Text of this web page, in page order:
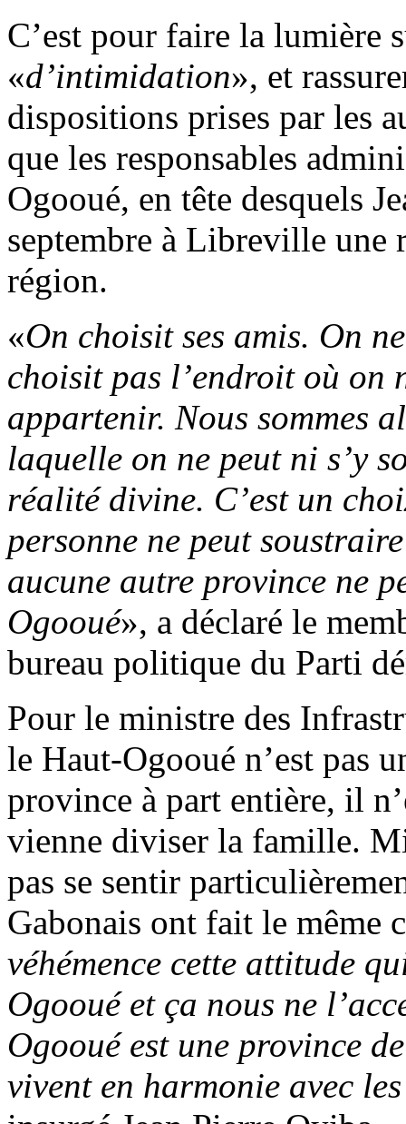
C’est pour faire la lumière
«d’intimidation», et
dispositions prises par les
que les responsables
Ogooué, en tête desquels
septembre à Libreville une
région.
«On choisit ses amis. On
choisit pas l’endroit où
appartenir. Nous sommes
laquelle on ne peut ni s’y
réalité divine. C’est un
personne ne peut
aucune autre province ne
Ogooué», a déclaré le
bureau politique du Parti
Pour le ministre des
le Haut-Ogooué n’est pas
province à part entière, il
vienne diviser la famille.
pas se sentir
Gabonais ont fait le même
véhémence cette attitude
Ogooué et ça nous ne
Ogooué est une province
vivent en harmonie avec